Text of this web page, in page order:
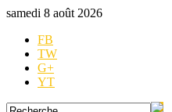
samedi 8 août 2026
FB
TW
G+
YT